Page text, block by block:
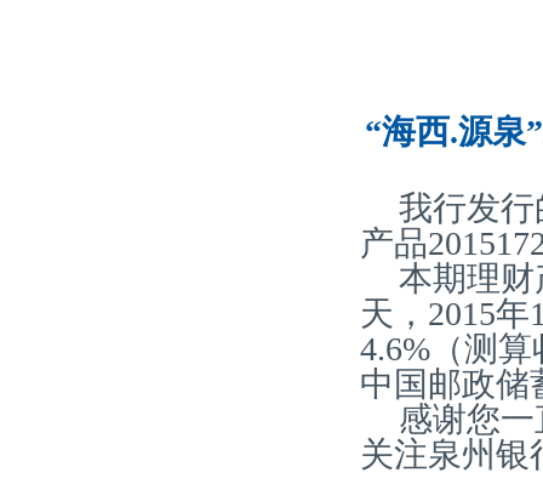
“海西.源泉
我行发行
产品
本期理财
天，2015
4.6%（测
中国邮政储
感谢您
关注泉州银